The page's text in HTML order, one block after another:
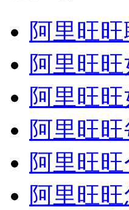
阿里旺
阿里旺
阿里旺
阿里旺
阿里旺
阿里旺